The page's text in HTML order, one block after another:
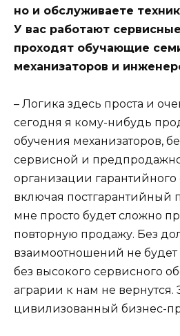
но и обслуживаете
У вас работают
проходят обучающие
механизаторов и
– Логика здесь проста и
сегодня я кому-нибудь
обучения механизаторов,
сервисной и
организации
включая постгарантийный
мне просто будет сложно
повторную продажу. Без
взаимоотношений не будет
без высокого сервисного
аграрии к нам не вернутся.
цивилизованный бизнес-